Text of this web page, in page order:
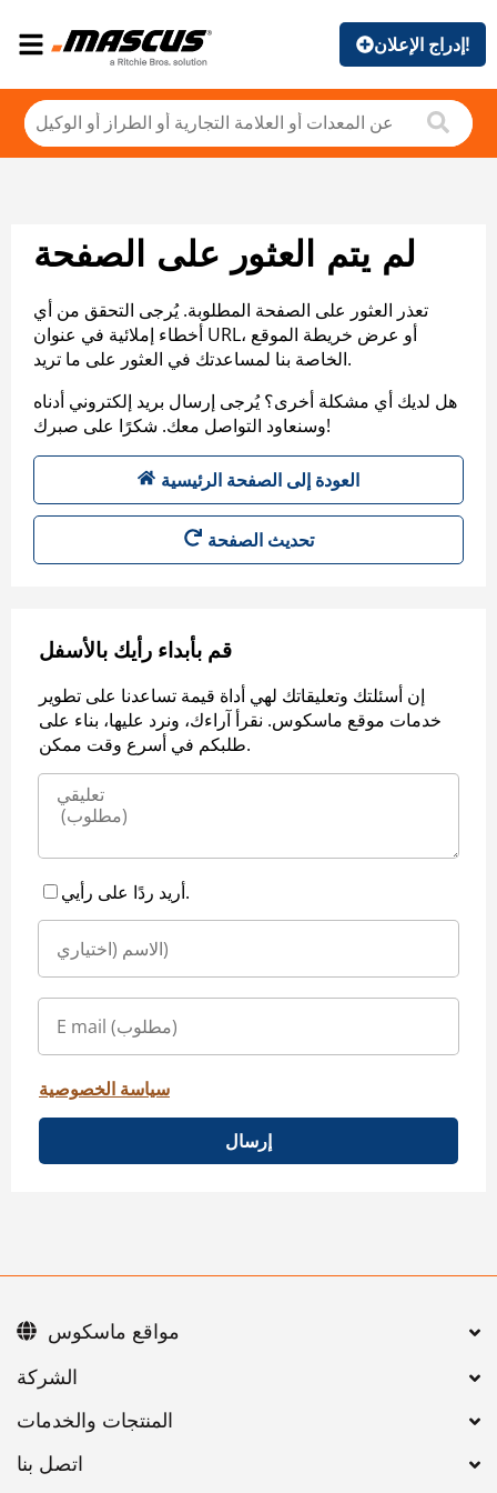
إدراج الإعلان!
لم يتم العثور على الصفحة
تعذر العثور على الصفحة المطلوبة. يُرجى التحقق من أي
أخطاء إملائية في عنوان URL، أو عرض خريطة الموقع
الخاصة بنا لمساعدتك في العثور على ما تريد.
هل لديك أي مشكلة أخرى؟ يُرجى إرسال بريد إلكتروني أدناه
وسنعاود التواصل معك. شكرًا على صبرك!
العودة إلى الصفحة الرئيسية
تحديث الصفحة
قم بأبداء رأيك بالأسفل
إن أسئلتك وتعليقاتك لهي أداة قيمة تساعدنا على تطوير
خدمات موقع ماسكوس. نقرأ آراءك، ونرد عليها، بناء على
طلبكم في أسرع وقت ممكن.
أريد ردًا على رأيي.
سياسة الخصوصية
إرسال
اتصل بنا
مواقع ماسكوس